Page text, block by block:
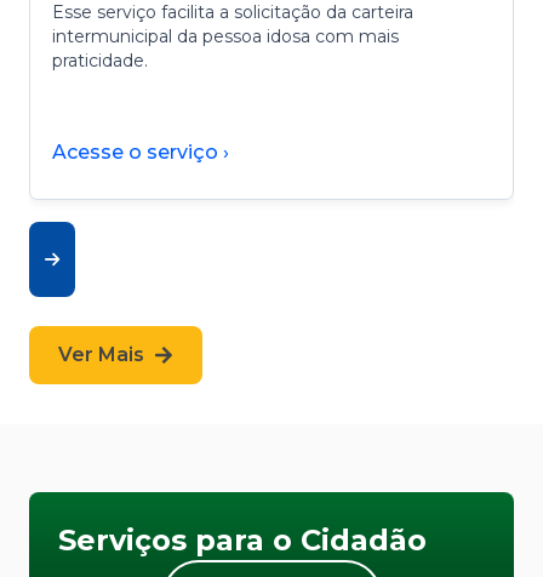
Esse serviço facilita a solicitação da carteira
intermunicipal da pessoa idosa com mais
praticidade.
Acesse o serviço ›
Ver Mais
Serviços para o Cidadão